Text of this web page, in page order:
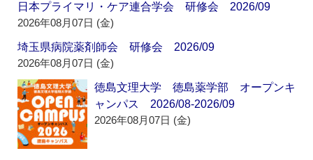
日本プライマリ・ケア連合学会 研修会 2026/09
2026年08月07日 (金)
埼玉県病院薬剤師会 研修会 2026/09
2026年08月07日 (金)
徳島文理大学 徳島薬学部 オープンキ
ャンパス 2026/08-2026/09
2026年08月07日 (金)